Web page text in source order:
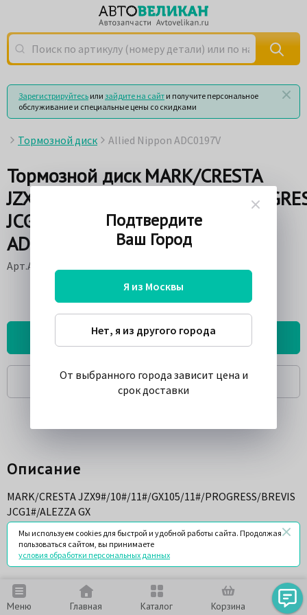
Меню Главная Каталог Корзина Чат
Поиск по артикулу (номеру детали) или по названию
Зарегистрируйтесь или зайдите на сайт и получите персональное
обслуживание и специальные цены со скидками
Тормозной диск Allied Nippon ADC0197V
Тормозной диск MARK/CRESTA
JZX9#/10#/11#/GX105/11#/
JCG1#/ALEZZA GX Allied Nippon
ADC0197V
Арт.ADC0197V
Найти у поставщиков
Спросить
Описание
MARK/CRESTA JZX9#/10#/11#/GX105/11#/PROGRESS/BREVIS
JCG1#/ALEZZA GX
Характеристики
Номер запчасти ADC0197V
Подтвердите
Ваш Город
Я из Москвы
Нет, я из другого города
От выбранного города зависит цена и
срок доставки
Мы используем cookies для быстрой и удобной работы сайта. Продолжая
пользоваться сайтом, вы принимаете
условия обработки персональных данных